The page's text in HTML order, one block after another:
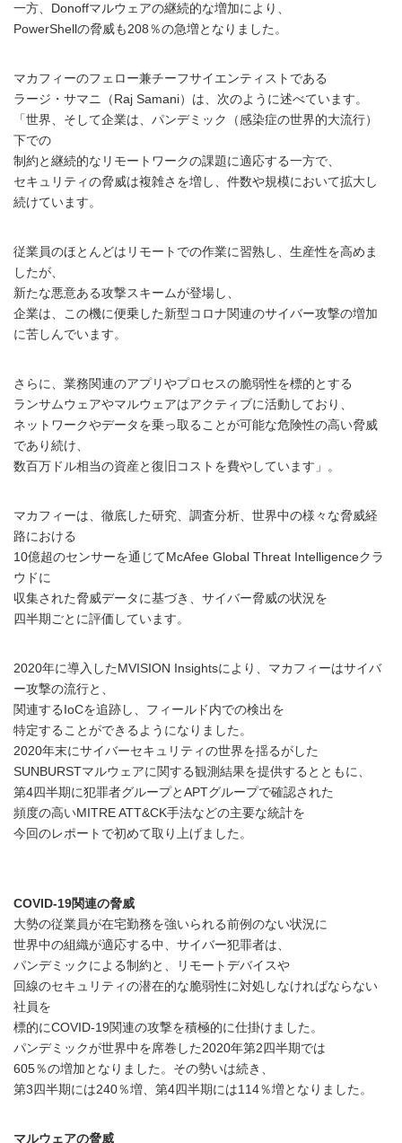
一方、Donoffマルウェアの継続的な増加により、
PowerShellの脅威も208％の急増となりました。
マカフィーのフェロー兼チーフサイエンティストである
ラージ・サマニ（Raj Samani）は、次のように述べています。
「世界、そして企業は、パンデミック（感染症の世界的大流行）
下での
制約と継続的なリモートワークの課題に適応する一方で、
セキュリティの脅威は複雑さを増し、件数や規模において拡大し
続けています。
従業員のほとんどはリモートでの作業に習熟し、生産性を高めま
したが、
新たな悪意ある攻撃スキームが登場し、
企業は、この機に便乗した新型コロナ関連のサイバー攻撃の増加
に苦しんでいます。
さらに、業務関連のアプリやプロセスの脆弱性を標的とする
ランサムウェアやマルウェアはアクティブに活動しており、
ネットワークやデータを乗っ取ることが可能な危険性の高い脅威
であり続け、
数百万ドル相当の資産と復旧コストを費やしています」。
マカフィーは、徹底した研究、調査分析、世界中の様々な脅威経
路における
10億超のセンサーを通じてMcAfee Global Threat Intelligenceクラ
ウドに
収集された脅威データに基づき、サイバー脅威の状況を
四半期ごとに評価しています。
2020年に導入したMVISION Insightsにより、マカフィーはサイバ
ー攻撃の流行と、
関連するIoCを追跡し、フィールド内での検出を
特定することができるようになりました。
2020年末にサイバーセキュリティの世界を揺るがした
SUNBURSTマルウェアに関する観測結果を提供するとともに、
第4四半期に犯罪者グループとAPTグループで確認された
頻度の高いMITRE ATT&CK手法などの主要な統計を
今回のレポートで初めて取り上げました。
COVID-19関連の脅威
大勢の従業員が在宅勤務を強いられる前例のない状況に
世界中の組織が適応する中、サイバー犯罪者は、
パンデミックによる制約と、リモートデバイスや
回線のセキュリティの潜在的な脆弱性に対処しなければならない
社員を
標的にCOVID-19関連の攻撃を積極的に仕掛けました。
パンデミックが世界中を席巻した2020年第2四半期では
605％の増加となりました。その勢いは続き、
第3四半期には240％増、第4四半期には114％増となりました。
マルウェアの脅威